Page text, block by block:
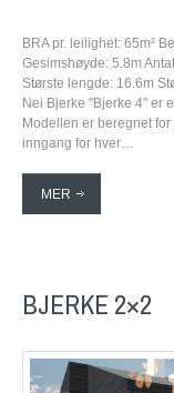
BRA pr. leilighet: 65m²
Gesimshøyde: 5.8m
Største lengde: 16.6m
Nei Bjerke "Bjerke 4" er
Modellen er beregnet
inngang for hver…
MER
BJERKE 2×2